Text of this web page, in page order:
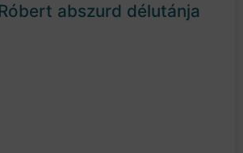
abszurd délutánja